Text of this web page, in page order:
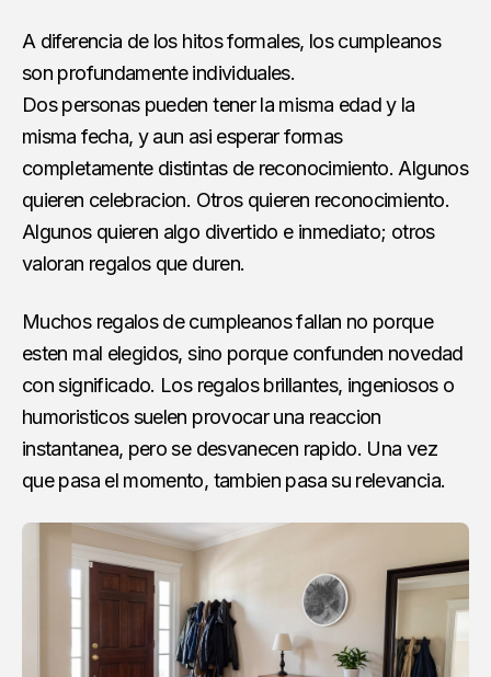
A diferencia de los hitos formales, los cumpleanos
son profundamente individuales.
Dos personas pueden tener la misma edad y la
misma fecha, y aun asi esperar formas
completamente distintas de reconocimiento. Algunos
quieren celebracion. Otros quieren reconocimiento.
Algunos quieren algo divertido e inmediato; otros
valoran regalos que duren.
Muchos regalos de cumpleanos fallan no porque
esten mal elegidos, sino porque confunden novedad
con significado. Los regalos brillantes, ingeniosos o
humoristicos suelen provocar una reaccion
instantanea, pero se desvanecen rapido. Una vez
que pasa el momento, tambien pasa su relevancia.